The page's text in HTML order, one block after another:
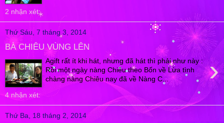
2 nhận xét:
Thứ Sáu, 7 tháng 3, 2014
BÀ CHIÊU VÙNG LÊN
›
Agift rất ít khi hát, nhưng đã hát thì phải như này :
Rồi một ngày nàng Chiêu theo Bốn về Lừa tình
chàng nàng Chiêu nay đã về Nàng C...
4 nhận xét:
Thứ Ba, 18 tháng 2, 2014